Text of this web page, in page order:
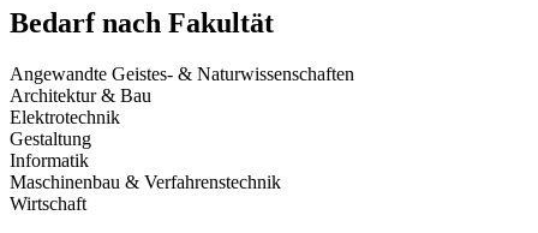
Bedarf nach Fakultät
Angewandte Geistes- & Naturwissenschaften
Architektur & Bau
Elektrotechnik
Gestaltung
Informatik
Maschinenbau & Verfahrenstechnik
Wirtschaft